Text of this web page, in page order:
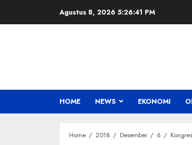
Agustus 8, 2026 5:26:41 PM
HOME NEWS EKONOMI
Home 2018 Desember 6